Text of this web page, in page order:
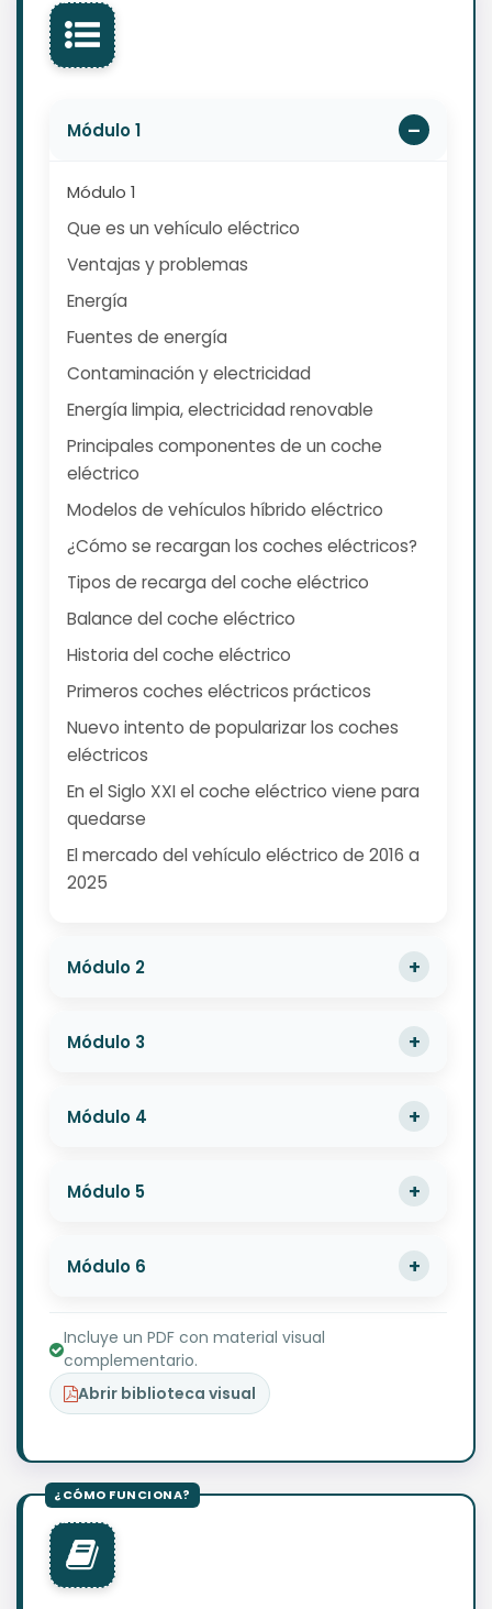
Módulo 1
Módulo 1
Que es un vehículo eléctrico
Ventajas y problemas
Energía
Fuentes de energía
Contaminación y electricidad
Energía limpia, electricidad renovable
Principales componentes de un coche
eléctrico
Modelos de vehículos híbrido eléctrico
¿Cómo se recargan los coches eléctricos?
Tipos de recarga del coche eléctrico
Balance del coche eléctrico
Historia del coche eléctrico
Primeros coches eléctricos prácticos
Nuevo intento de popularizar los coches
eléctricos
En el Siglo XXI el coche eléctrico viene para
quedarse
El mercado del vehículo eléctrico de 2016 a
2025
Módulo 2
Módulo 3
Módulo 4
Módulo 5
Módulo 6
Incluye un PDF con material visual
complementario.
Abrir biblioteca visual